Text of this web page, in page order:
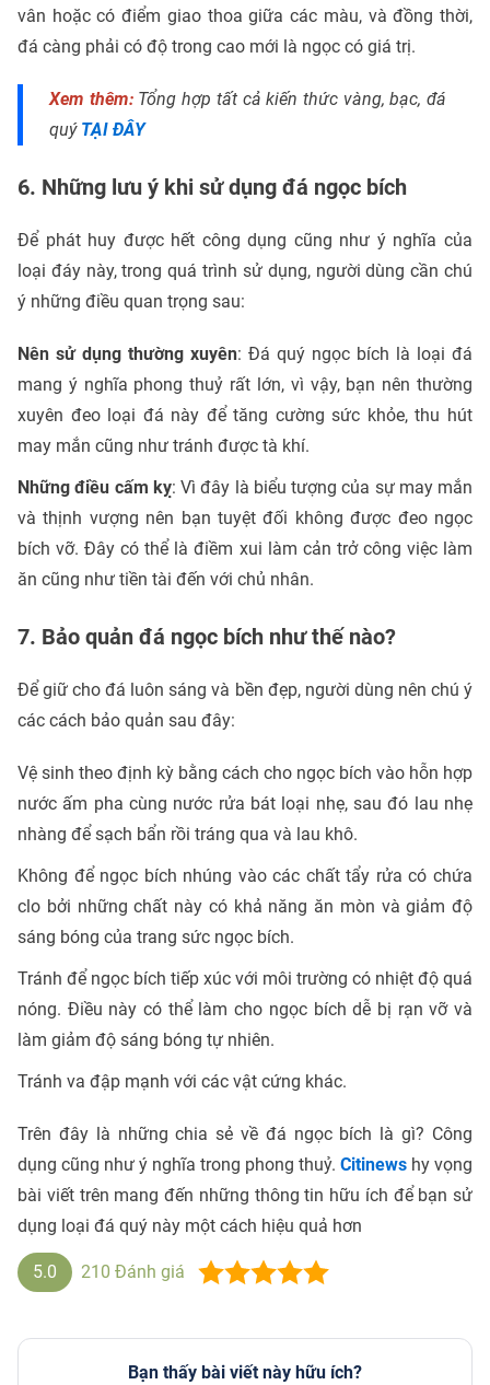
vân hoặc có điểm giao thoa giữa các màu, và đồng thời,
đá càng phải có độ trong cao mới là ngọc có giá trị.
Xem thêm:Tổng hợp tất cả kiến thức vàng, bạc, đá
quý TẠI ĐÂY
6. Những lưu ý khi sử dụng đá ngọc bích
Để phát huy được hết công dụng cũng như ý nghĩa của
loại đáy này, trong quá trình sử dụng, người dùng cần chú
ý những điều quan trọng sau:
Nên sử dụng thường xuyên: Đá quý ngọc bích là loại đá
mang ý nghĩa phong thuỷ rất lớn, vì vậy, bạn nên thường
xuyên đeo loại đá này để tăng cường sức khỏe, thu hút
may mắn cũng như tránh được tà khí.
Những điều cấm kỵ: Vì đây là biểu tượng của sự may mắn
và thịnh vượng nên bạn tuyệt đối không được đeo ngọc
bích vỡ. Đây có thể là điềm xui làm cản trở công việc làm
ăn cũng như tiền tài đến với chủ nhân.
7. Bảo quản đá ngọc bích như thế nào?
Để giữ cho đá luôn sáng và bền đẹp, người dùng nên chú ý
các cách bảo quản sau đây:
Vệ sinh theo định kỳ bằng cách cho ngọc bích vào hỗn hợp
nước ấm pha cùng nước rửa bát loại nhẹ, sau đó lau nhẹ
nhàng để sạch bẩn rồi tráng qua và lau khô.
Không để ngọc bích nhúng vào các chất tẩy rửa có chứa
clo bởi những chất này có khả năng ăn mòn và giảm độ
sáng bóng của trang sức ngọc bích.
Tránh để ngọc bích tiếp xúc với môi trường có nhiệt độ quá
nóng. Điều này có thể làm cho ngọc bích dễ bị rạn vỡ và
làm giảm độ sáng bóng tự nhiên.
Tránh va đập mạnh với các vật cứng khác.
Trên đây là những chia sẻ về đá ngọc bích là gì? Công
dụng cũng như ý nghĩa trong phong thuỷ. Citinews hy vọng
bài viết trên mang đến những thông tin hữu ích để bạn sử
dụng loại đá quý này một cách hiệu quả hơn
5.0 210 Đánh giá
Bạn thấy bài viết này hữu ích?